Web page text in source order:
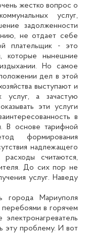
жестко вопрос о
услуг,
задолженности
не отдает себе
плательщик - это
которые нынешние
Но самое
дел в этой
выступают и
услуг, а зачастую
эти услуги
в
В основе тарифной
формирования
надлежащего
считаются,
До сих пор не
услуг. Наведу
города Мариуполя
перебоями в горячем
эту проблему. И вот